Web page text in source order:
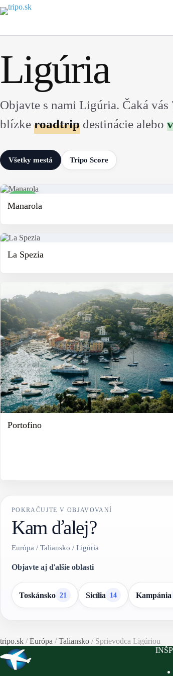
Skip
to
Ligúria
Objavte s nami Ligúria. Čaká vás
blízke roadtrip destinácie alebo
Všetky mestá Tripo Score
Manarola
La Spezia
Portofino
POKRAČUJTE V OBJAVOVANÍ
Kam ďalej?
Európa / Taliansko / Ligúria
Objavte aj ďalšie oblasti
Toskánsko 21 Sicília 14 Kampánia
tripo.sk /Európa /Taliansko / Sprievodca Ligúriou